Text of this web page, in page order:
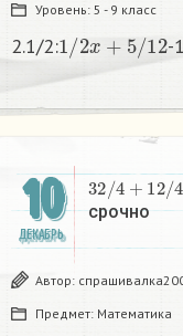
Уровень: 5 - 9 класс
2.1/2:1 /2 /12 -
10
ДЕКАБРЬ
32/4+ 12/4
срочно
Автор:
Предмет: Математика